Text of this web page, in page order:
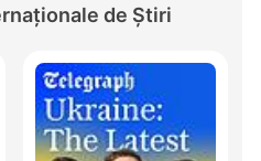
de Știri